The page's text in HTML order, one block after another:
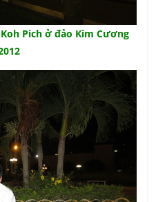
Pich ở đảo Kim Cương